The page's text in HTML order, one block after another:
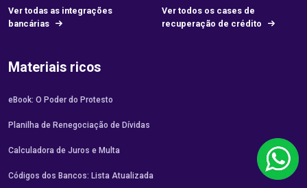
Ver todas as integrações
bancárias
Ver todos os cases de
recuperação de crédito
Materiais ricos
eBook: O Poder do Protesto
Planilha de Renegociação de Dívidas
Calculadora de Juros e Multa
Códigos dos Bancos: Lista Atualizada